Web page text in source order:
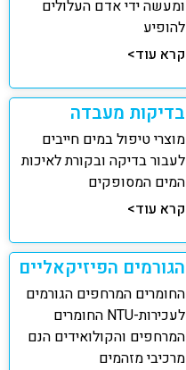
ומעשה ידי אדם העלולים
להופיע
קרא עוד>
בדיקות מעבדה
מוצרי טיפול במים חייבים
לעבור בדיקה ובקורת לאיכות
המים המסופקים
קרא עוד>
הגורמים הפיזיקאליים
החומרים המרחפים הגורמים
לעכירות-NTU החומרים
המרחפים והקולואידים הנם
מרכיבי מזהמים